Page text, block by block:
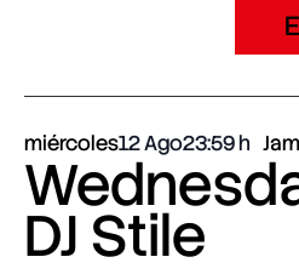
miércoles12 Ago23:59
DJ Stile